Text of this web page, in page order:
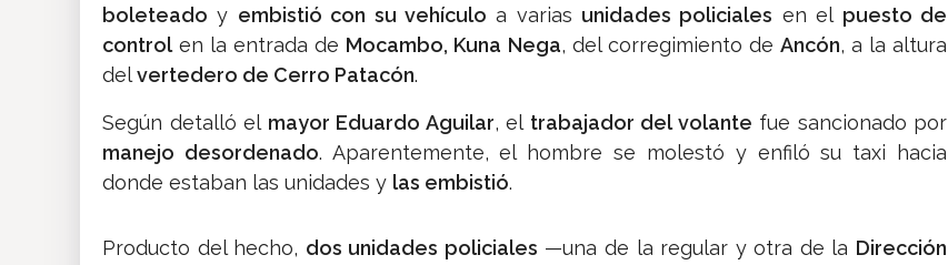
boleteado y embistió con su vehículo a varias unidades policiales en el puesto de
controlen la entrada de Mocambo, Kuna Nega, del corregimiento de Ancón, a la altura
delvertedero de Cerro Patacón.
Según detalló el mayor Eduardo Aguilar, el trabajador del volante fue sancionado por
manejo desordenado. Aparentemente, el hombre se molestó y enfiló su taxi hacia
donde estaban las unidades y las embistió.
Producto del hecho, dos unidades policiales —una de la regular y otra de la Dirección